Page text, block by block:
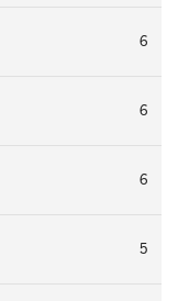
6
6
6
5